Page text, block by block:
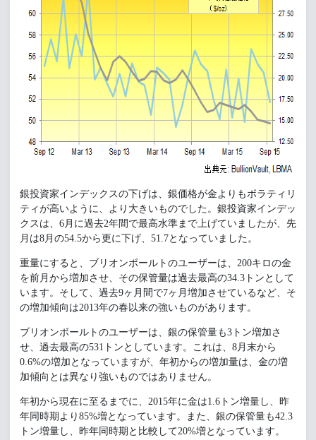
銀投資家インデックスの下げは、銀価格が金よりもボラティリ
ティが高いように、より大きいものでした。銀投資家インデッ
クスは、6月に過去2年間で最高水準まで上げていましたが、先
月は8月の54.5から更に下げ、51.7となっていました。
重量にすると、ブリオンボールトのユーザーは、200キロの金
を前月から増加させ、その保管量は過去最高の34.3トンとして
います。そして、過去9ヶ月間で7ヶ月増加させているなど、そ
の増加傾向は2013年の春以来の強いものがあります。
ブリオンボールトのユーザーは、銀の保管量も3トン増加さ
せ、過去最高の531トンとしています。これは、8月末から
0.6%の増加となっていますが、年初からの増加量は、金の増
加傾向とは異なり強いものではありません。
年初から現在に至るまでに、2015年に金は1.6トン増量し、昨
年同時期より85%増となっています。また、銀の保管量も42.3
トン増量し、昨年同時期と比較して20%増となっています。